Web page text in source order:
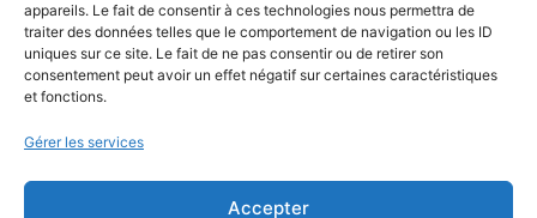
appareils. Le fait de consentir à ces technologies nous permettra de
traiter des données telles que le comportement de navigation ou les ID
uniques sur ce site. Le fait de ne pas consentir ou de retirer son
consentement peut avoir un effet négatif sur certaines caractéristiques
et fonctions.
Gérer les services
Accepter